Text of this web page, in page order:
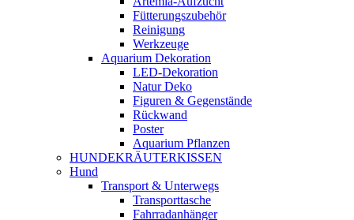
Fütterungszubehör
Reinigung
Werkzeuge
Aquarium Dekoration
LED-Dekoration
Natur Deko
Figuren & Gegenstände
Rückwand
Poster
Aquarium Pflanzen
HUNDEKRÄUTERKISSEN
Hund
Transport & Unterwegs
Transporttasche
Fahrradanhänger